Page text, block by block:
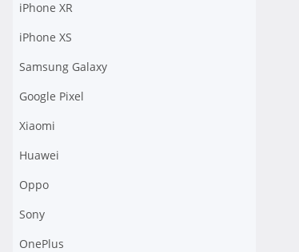
iPhone XR
iPhone XS
Samsung Galaxy
Google Pixel
Xiaomi
Huawei
Oppo
Sony
OnePlus